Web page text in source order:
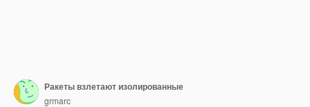
Ракеты взлетают изолированные
grmarc